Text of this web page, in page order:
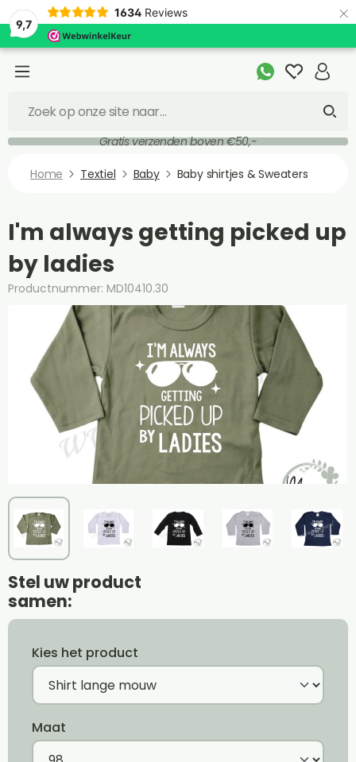
9,7
1634 Reviews ×
Gratis verzenden boven €50,-
Home Textiel Baby Baby shirtjes & Sweaters
I'm always getting picked up
by ladies
Productnummer: MD10410.30
Stel uw product
samen:
Kies het product
Maat